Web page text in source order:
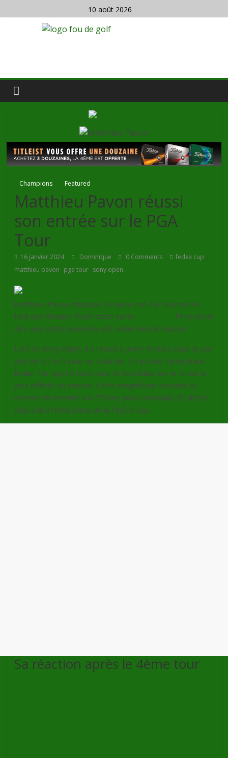
10 août 2026
Champions Featured
Matthieu Pavon réussi
son entrée sur le PGA
Tour
16 janvier 2024 Dominique 0 Comments fedex cup,
matthieu pavon, pga tour, sony open
Matthieu Pavon disputait à Hawaï son 1er tournoi en
tant que titulaire d’une carte sur le
. Et on peut
dire que cette première est entièrement réussie.
Lors du Sony Open, il a réussi à jouer 4 tours sous le par
(66-66-67-67) pour un total de -14 et une 7ème place
finale. 1er top 10 donc pour le Bordelais sur le circuit le
plus difficile du monde. Cette magnifique semaine lui
permet de monter à la 77ème place mondiale. Et d’être
déjà à la 31ème place de la FedEx Cup.
Sa réaction après le 4ème tour
<